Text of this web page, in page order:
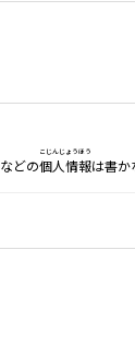
どの個人情報
こじんじょうほう
は書か